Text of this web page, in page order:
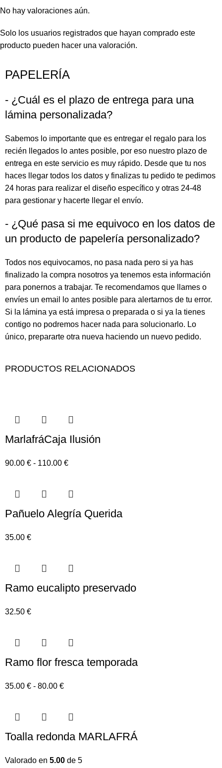
No hay valoraciones aún.
Solo los usuarios registrados que hayan comprado este
producto pueden hacer una valoración.
PAPELERÍA
- ¿Cuál es el plazo de entrega para una
lámina personalizada?
Sabemos lo importante que es entregar el regalo para los
recién llegados lo antes posible, por eso nuestro plazo de
entrega en este servicio es muy rápido. Desde que tu nos
haces llegar todos los datos y finalizas tu pedido te pedimos
24 horas para realizar el diseño específico y otras 24-48
para gestionar y hacerte llegar el envío.
- ¿Qué pasa si me equivoco en los datos de
un producto de papelería personalizado?
Todos nos equivocamos, no pasa nada pero si ya has
finalizado la compra nosotros ya tenemos esta información
para ponernos a trabajar. Te recomendamos que llames o
envíes un email lo antes posible para alertarnos de tu error.
Si la lámina ya está impresa o preparada o si ya la tienes
contigo no podremos hacer nada para solucionarlo. Lo
único, prepararte otra nueva haciendo un nuevo pedido.
PRODUCTOS RELACIONADOS
MarlafráCaja Ilusión
90.00 € - 110.00 €
Pañuelo Alegría Querida
35.00 €
Ramo eucalipto preservado
32.50 €
Ramo flor fresca temporada
35.00 € - 80.00 €
Toalla redonda MARLAFRÁ
Valorado en 5.00 de 5